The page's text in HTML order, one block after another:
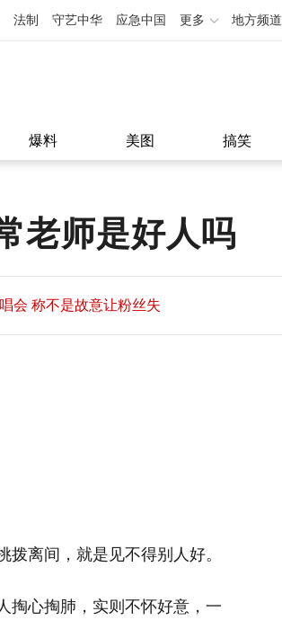
法制 守艺中华 应急中国 更多 地方频道
爆料 美图 搞笑
老师是好人吗
会 称不是故意让粉丝失
会 称不是故意让粉丝失
离间，就是见不得别人好。
掏心掏肺，实则不怀好意，一